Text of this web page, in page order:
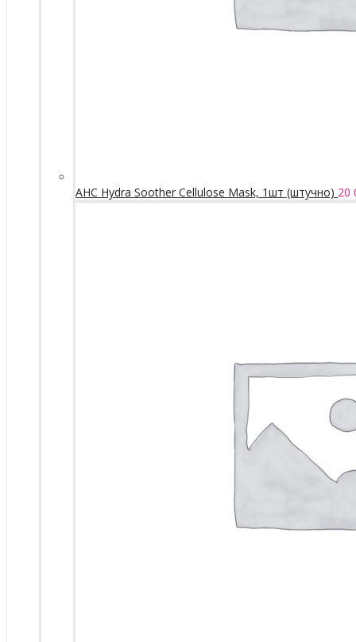
AHC Hydra Soother Cellulose Mask, 1шт (штучно) 20